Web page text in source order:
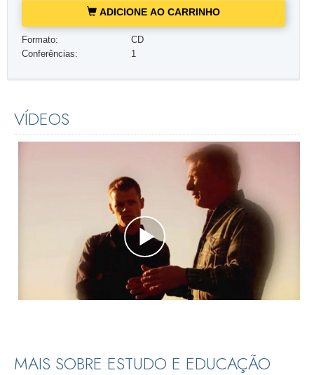
ADICIONE AO CARRINHO
Formato:
CD
Conferências:
1
VÍDEOS
MAIS SOBRE ESTUDO E EDUCAÇÃO